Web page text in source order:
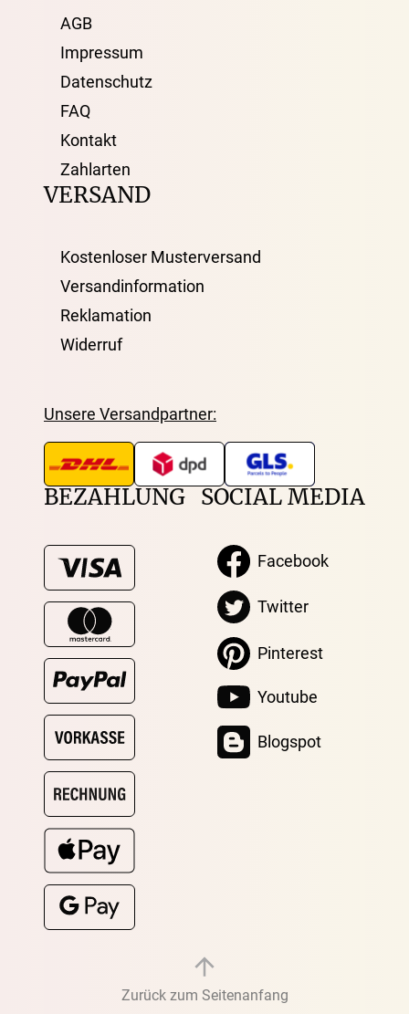
AGB
Impressum
Datenschutz
FAQ
Kontakt
Zahlarten
VERSAND
Kostenloser Musterversand
Versandinformation
Reklamation
Widerruf
Unsere Versandpartner:
BEZAHLUNG SOCIAL MEDIA
Facebook
Twitter
Pinterest
Youtube
Blogspot
Zurück zum Seitenanfang